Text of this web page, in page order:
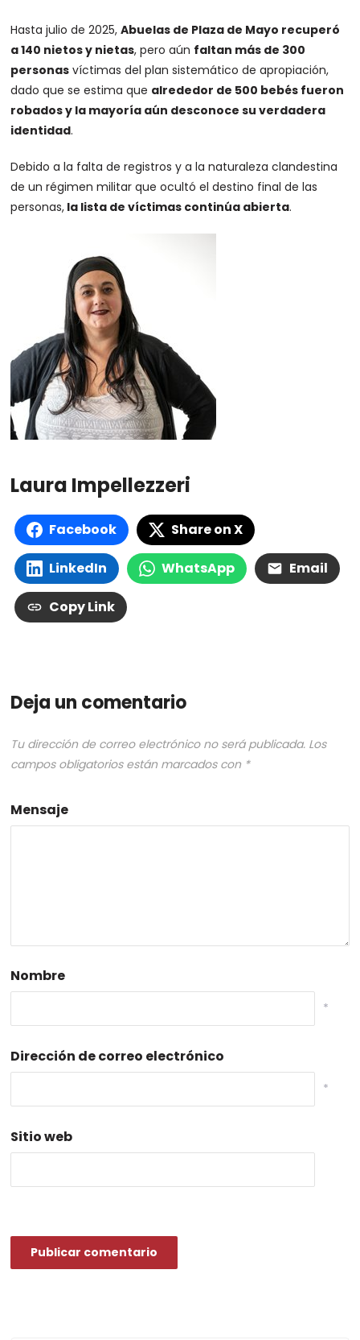
Hasta julio de 2025,Abuelas de Plaza de Mayo recuperó
a 140 nietos y nietas, pero aún faltan más de 300
personas víctimas del plan sistemático de apropiación,
dado que se estima que alrededor de 500 bebés fueron
robados y la mayoría aún desconoce su verdadera
identidad.
Debido a la falta de registros y a la naturaleza clandestina
de un régimen militar que ocultó el destino final de las
personas, la lista de víctimas continúa abierta.
Laura Impellezzeri
Facebook Share on X
LinkedIn WhatsApp Email
Copy Link
Deja un comentario
Tu dirección de correo electrónico no será publicada. Los
campos obligatorios están marcados con *
Mensaje
Nombre
*
Dirección de correo electrónico
*
Sitio web